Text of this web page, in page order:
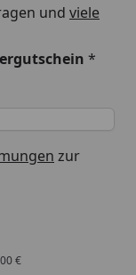
und viele
*
zur
€